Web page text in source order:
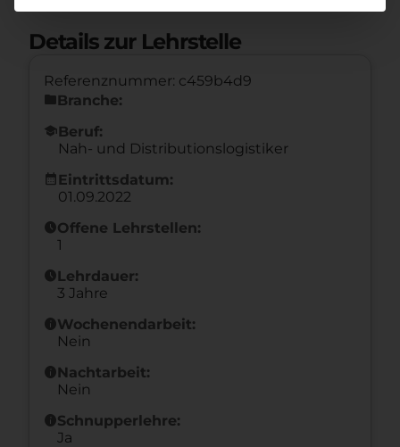
Details zur Lehrstelle
Referenznummer: c459b4d9
folderBranche:
schoolBeruf:
Nah- und Distributionslogistiker
calendar_month Eintrittsdatum:
01.09.2022
scheduleOffene Lehrstellen:
1
scheduleLehrdauer:
3 Jahre
infoWochenendarbeit:
Nein
infoNachtarbeit:
Nein
infoSchnupperlehre:
Ja